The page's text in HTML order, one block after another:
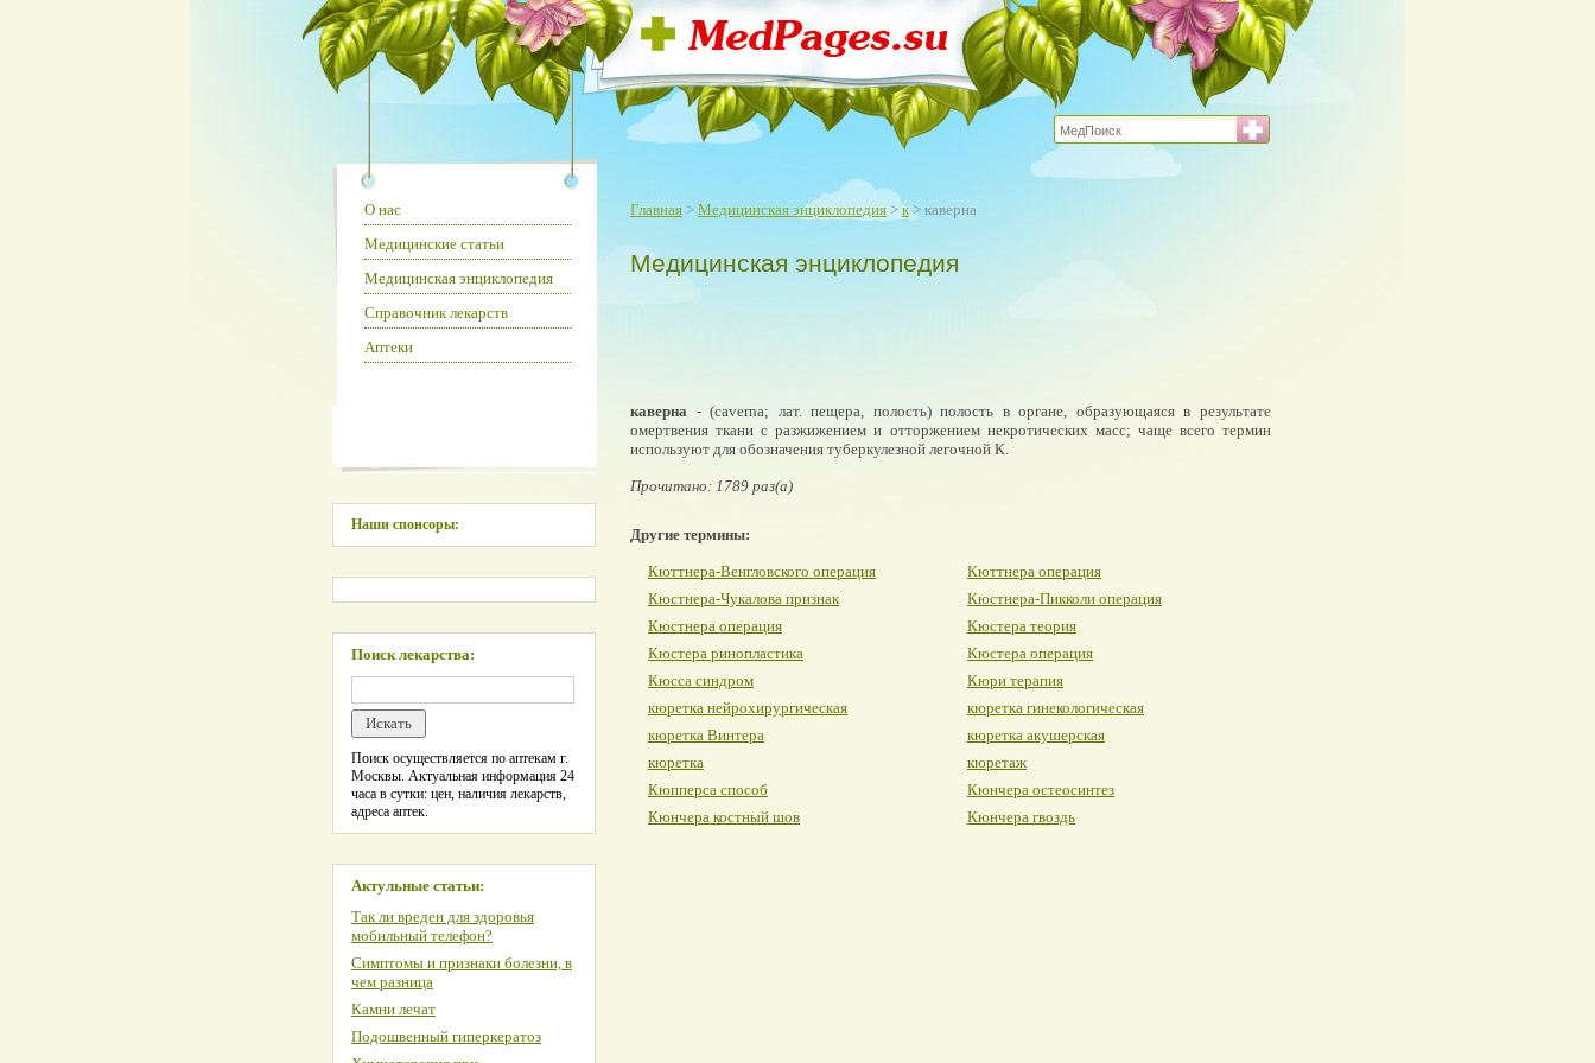
Главная > Медицинская энциклопедия > к> каверна
Медицинская энциклопедия
каверна - (caverna; лат. пещера, полость) полость в органе, образующаяся в результате
омертвения ткани с разжижением и отторжением некротических масс; чаще всего термин
используют для обозначения туберкулезной легочной К.
Прочитано: 1789 раз(а)
Другие термины:
Кюттнера-Венгловского операция
Кюттнера операция
Кюстнера-Чукалова признак
Кюстнера-Пикколи операция
Кюстнера операция
Кюстера теория
Кюстера ринопластика
Кюстера операция
Кюсса синдром
Кюри терапия
кюретка нейрохирургическая
кюретка гинекологическая
кюретка Винтера
кюретка акушерская
кюретка
кюретаж
Кюпперса способ
Кюнчера остеосинтез
Кюнчера костный шов
Кюнчера гвоздь
О нас
Медицинские статьи
Медицинская энциклопедия
Справочник лекарств
Аптеки
Наши спонсоры:
Поиск лекарства:
Поиск осуществляется по аптекам г.
Москвы. Актуальная информация 24
часа в сутки: цен, наличия лекарств,
адреса аптек.
Актульные статьи:
Так ли вреден для здоровья
мобильный телефон?
Симптомы и признаки болезни, в
чем разница
Камни лечат
Подошвенный гиперкератоз